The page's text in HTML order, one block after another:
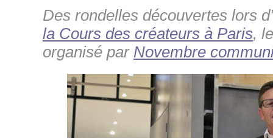
Des rondelles découvertes lors
la Cours des créateurs à Paris,
organisé par Novembre